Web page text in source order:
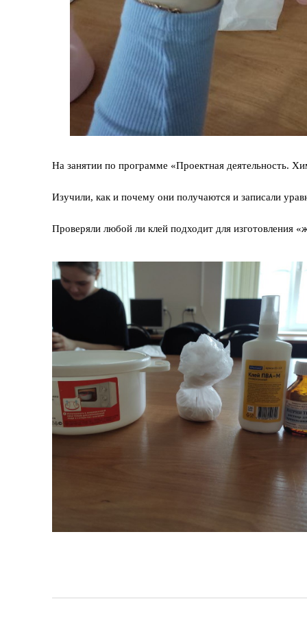
На занятии по программе «Проектная деятельность.
Изучили, как и почему они получаются и записали
Проверяли любой ли клей подходит для изготовления